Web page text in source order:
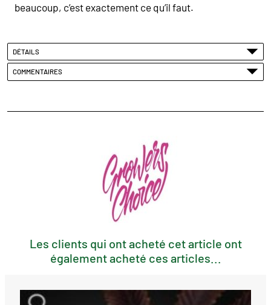
beaucoup, c’est exactement ce qu’il faut.
DÉTAILS
COMMENTAIRES
Les clients qui ont acheté cet article ont
également acheté ces articles...